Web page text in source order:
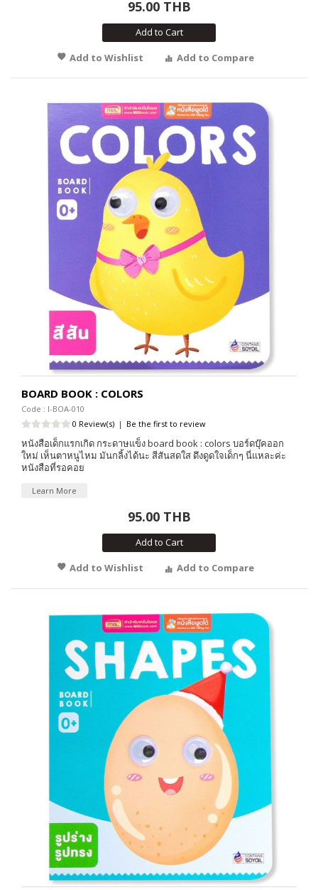
95.00 THB
Add to Cart
Add to Wishlist
Add to Compare
BOARD BOOK : COLORS
Code : I-BOA-010
0 Review(s) | Be the first to review
หนังสือเด็กแรกเกิด กระดาษแข็ง board book : colors บอร์ดบุ๊คออก
ใหม่ เห็นตาหนูไหม มันกลิ้งได้นะ สีสันสดใส ดึงดูดใจเด็กๆ นี่แหละค่ะ
หนังสือที่รอคอย
Learn More
95.00 THB
Add to Cart
Add to Wishlist
Add to Compare